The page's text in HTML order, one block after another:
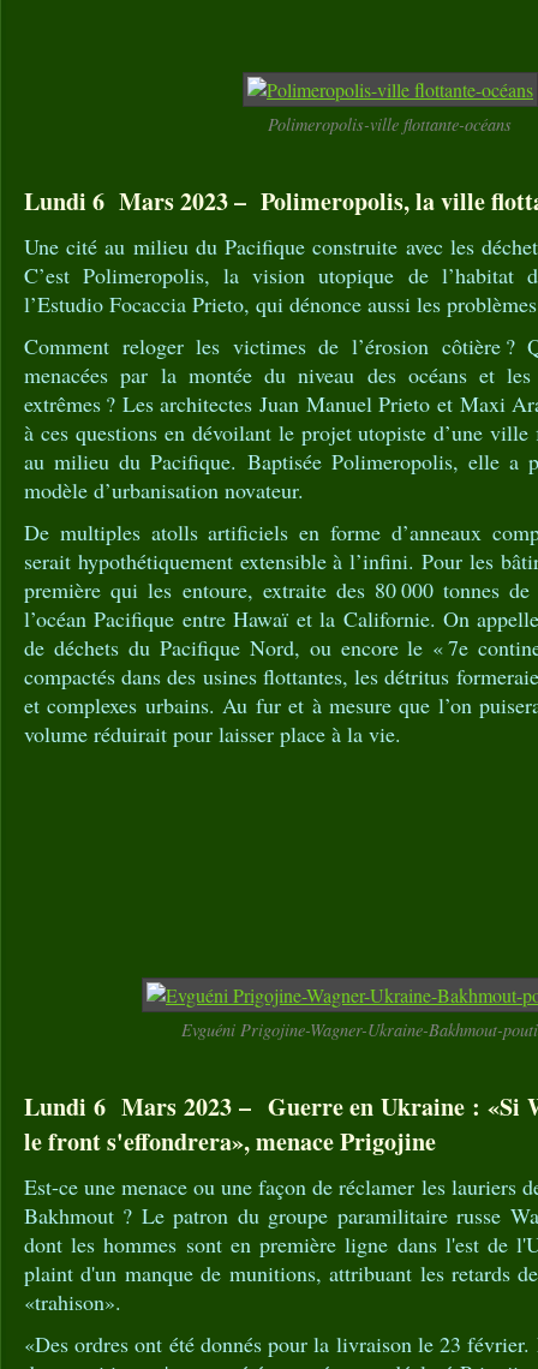
Polimeropolis-ville flottante-océans
Lundi 6 Mars 2023 – Polimeropolis, la ville
Une cité au milieu du Pacifique construite avec les
C’est Polimeropolis, la vision utopique de l’habitat
l’Estudio Focaccia Prieto, qui dénonce aussi les
Comment reloger les victimes de l’érosion côtière ?
menacées par la montée du niveau des océans et les
extrêmes ? Les architectes Juan Manuel Prieto et Maxi
à ces questions en dévoilant le projet utopiste d’une
au milieu du Pacifique. Baptisée Polimeropolis, elle a
modèle ­d’urbanisation ­novateur.
De ­multiples atolls artificiels en forme d’anneaux
serait hypothétiquement extensible à l’infini. Pour les
première qui les entoure, extraite des 80 000 tonnes de
l’océan Pacifique entre Hawaï et la ­Californie. On
de déchets du Pacifique Nord, ou encore le « 7e
compactés dans des usines flottantes, les ­détritus
et ­complexes urbains. Au fur et à mesure que l’on
volume réduirait pour laisser place à la vie.
Evguéni Prigojine-Wagner-Ukraine-Bakhmout-
Lundi 6 Mars 2023 – Guerre en Ukraine : «Si
le front s'effondrera», menace Prigojine
Est-ce une menace ou une façon de réclamer les lauriers
Bakhmout ? Le patron du groupe paramilitaire russe
dont les hommes sont en première ligne dans l'est de
plaint d'un manque de munitions, attribuant les retards
«trahison».
«Des ordres ont été donnés pour la livraison le 23